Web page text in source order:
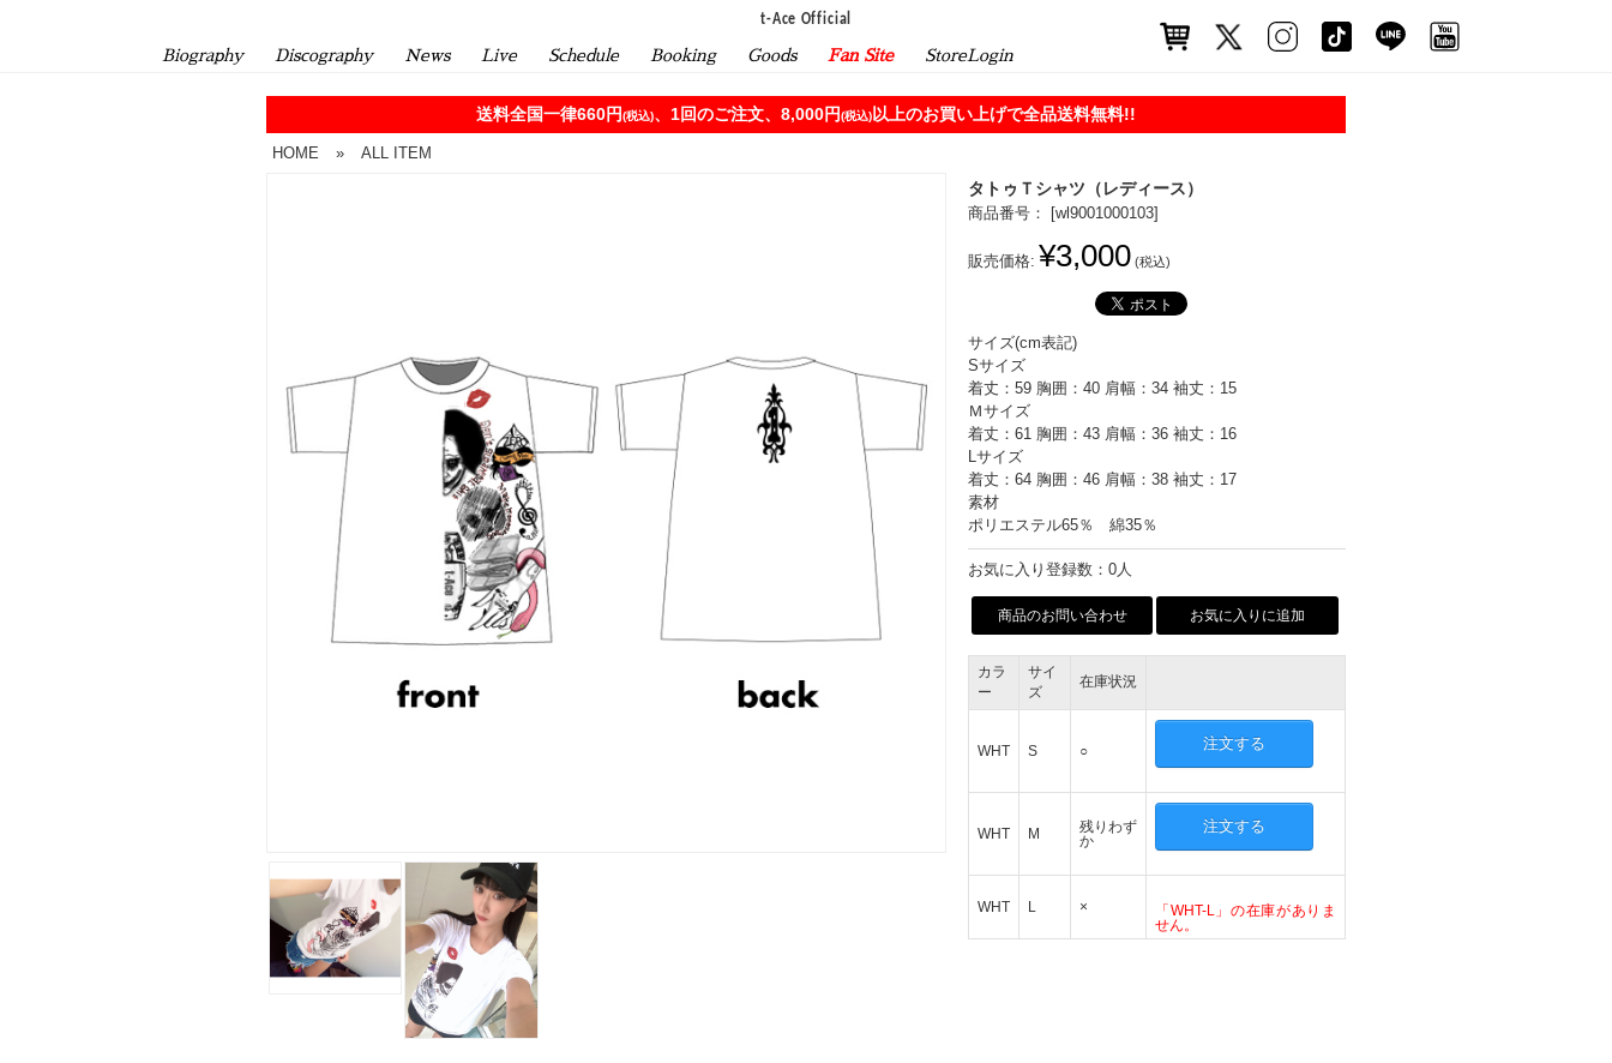
t-Ace Official
Biography Discography News Live Schedule Booking Goods Fan Site StoreLogin
送料全国一律660円(税込)、1回のご注文、8,000円(税込) 以上のお買い上げで全品送料無料!!
HOME » ALL ITEM
タトゥＴシャツ（レディース）
商品番号： [wl9001000103]
販売価格: ¥3,000 (税込)
サイズ(cm表記)
Sサイズ
着丈：59 胸囲：40 肩幅：34 袖丈：15
Ｍサイズ
着丈：61 胸囲：43 肩幅：36 袖丈：16
Lサイズ
着丈：64 胸囲：46 肩幅：38 袖丈：17
素材
ポリエステル65％ 綿35％
お気に入り登録数：0人
商品のお問い合わせ お気に入りに追加
カラ
ー
サイ
ズ
在庫状況
WHT S ○ 注文する
WHT M
残りわず
か
注文する
WHT L ×
「WHT-L」の在庫がありま
せん。